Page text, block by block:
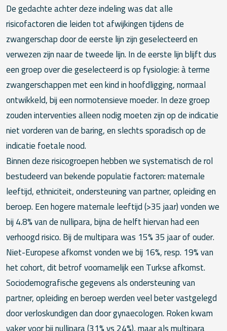
De gedachte achter deze indeling was dat alle
risicofactoren die leiden tot afwijkingen tijdens de
zwangerschap door de eerste lijn zijn geselecteerd en
verwezen zijn naar de tweede lijn. In de eerste lijn blijft dus
een groep over die geselecteerd is op fysiologie: à terme
zwangerschappen met een kind in hoofdligging, normaal
ontwikkeld, bij een normotensieve moeder. In deze groep
zouden interventies alleen nodig moeten zijn op de indicatie
niet vorderen van de baring, en slechts sporadisch op de
indicatie foetale nood.
Binnen deze risicogroepen hebben we systematisch de rol
bestudeerd van bekende populatie factoren: maternale
leeftijd, ethniciteit, ondersteuning van partner, opleiding en
beroep. Een hogere maternale leeftijd (>35 jaar) vonden we
bij 4.8% van de nullipara, bijna de helft hiervan had een
verhoogd risico. Bij de multipara was 15% 35 jaar of ouder.
Niet-Europese afkomst vonden we bij 16%, resp. 19% van
het cohort, dit betrof voornamelijk een Turkse afkomst.
Sociodemografische gegevens als ondersteuning van
partner, opleiding en beroep werden veel beter vastgelegd
door verloskundigen dan door gynaecologen. Roken kwam